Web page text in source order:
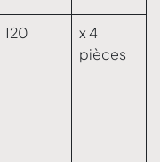
120
x 4
pièces